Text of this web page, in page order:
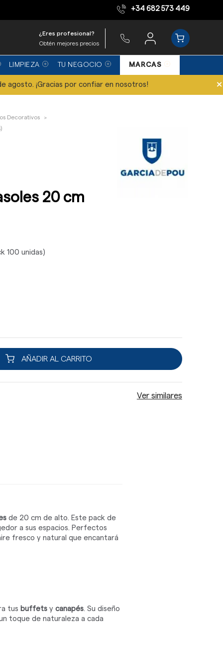
Compra con garantía +34 682 573 449
¿Eres profesional?
Obtén mejores precios
LIMPIEZA TU NEGOCIO MARCAS
agosto. ¡Gracias por confiar en nosotros! ×
Decorativos
20 cm
100 unidas)
AÑADIR AL CARRITO
Ver similares
de 20 cm de alto. Este pack de
a sus espacios. Perfectos
fresco y natural que encantará
tus buffetsy canapés. Su diseño
toque de naturaleza a cada